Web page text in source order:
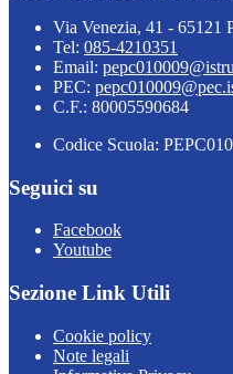
Via Venezia, 41 - 65121
Tel: 085-4210351
Email:
PEC:
C.F.: 80005590684
Codice Scuola:
Seguici su
Facebook
Youtube
Sezione Link Utili
Cookie policy
Note legali